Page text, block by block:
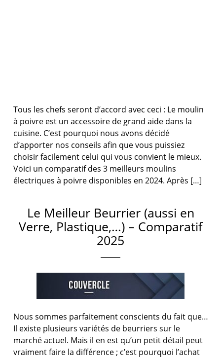
Tous les chefs seront d’accord avec ceci : Le moulin
à poivre est un accessoire de grand aide dans la
cuisine. C’est pourquoi nous avons décidé
d’apporter nos conseils afin que vous puissiez
choisir facilement celui qui vous convient le mieux.
Voici un comparatif des 3 meilleurs moulins
électriques à poivre disponibles en 2024. Après […]
Le Meilleur Beurrier (aussi en
Verre, Plastique,…) – Comparatif
2025
Nous sommes parfaitement conscients du fait que…
Il existe plusieurs variétés de beurriers sur le
marché actuel. Mais il en est qu’un petit détail peut
vraiment faire la différence ; c’est pourquoi l’achat